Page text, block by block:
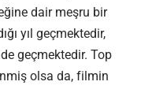
dair meşru bir
yıl geçmektedir,
geçmektedir. Top
olsa da, filmin